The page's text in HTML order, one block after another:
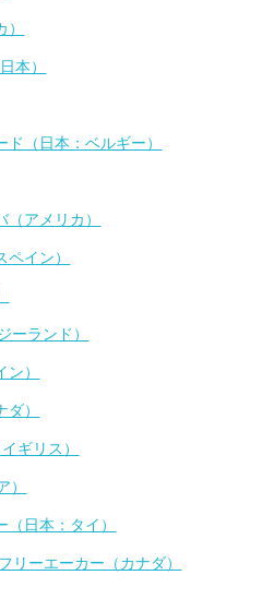
本）
（日本：ベルギー）
（アメリカ）
イン）
ーランド）
）
）
ギリス）
）
（日本：タイ）
リーエーカー（カナダ）